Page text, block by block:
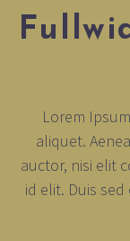
Lorem
aliquet.
auctor, nisi elit
id elit. Duis